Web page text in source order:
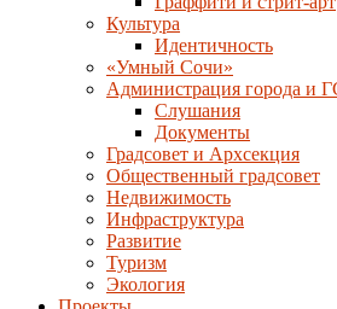
Культура
Идентичность
«Умный Сочи»
Администрация города и
Слушания
Документы
Градсовет и Архсекция
Общественный градсовет
Недвижимость
Инфраструктура
Развитие
Туризм
Экология